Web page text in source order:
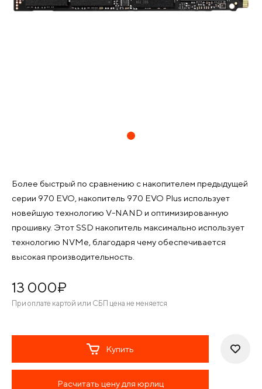
Более быстрый по сравнению с накопителем предыдущей
серии 970 EVO, накопитель 970 EVO Plus использует
новейшую технологию V-NAND и оптимизированную
прошивку. Этот SSD накопитель максимально использует
технологию NVMe, благодаря чему обеспечивается
высокая производительность.
13 000¤
При оплате картой или СБП цена не меняется
Купить
Расчитать цену для юрлиц